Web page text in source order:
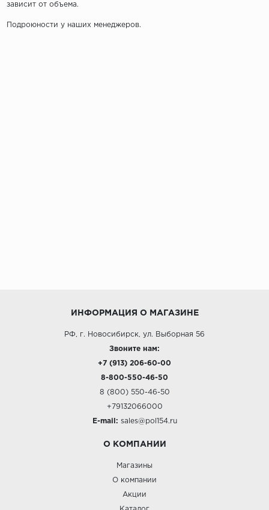
зависит от объема.
Подроюности у наших менеджеров.
ИНФОРМАЦИЯ О МАГАЗИНЕ
РФ, г. Новосибирск, ул. Выборная 56
Звоните нам:
+7 (913) 206-60-00
8-800-550-46-50
8 (800) 550-46-50
+79132066000
E-mail: sales@pol154.ru
О КОМПАНИИ
Магазины
О компании
Акции